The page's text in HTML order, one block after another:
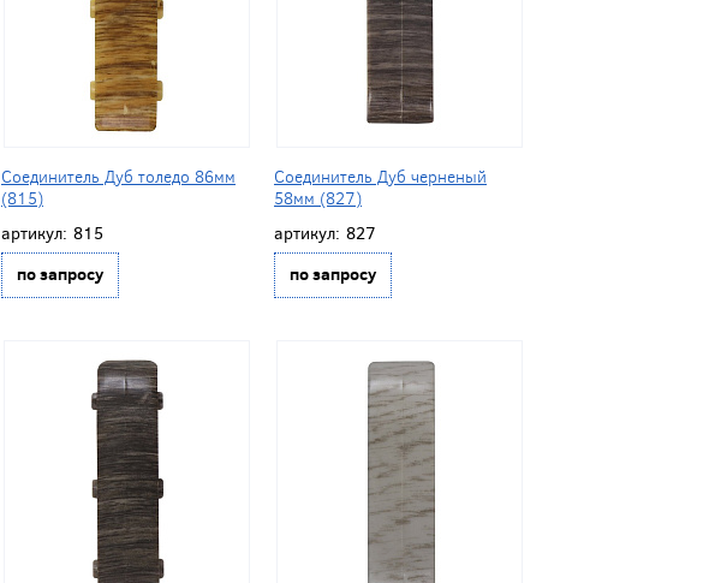
Соединитель Дуб толедо 86мм
(815)
артикул: 815
по запросу
Соединитель Дуб черненый
58мм (827)
артикул: 827
по запросу